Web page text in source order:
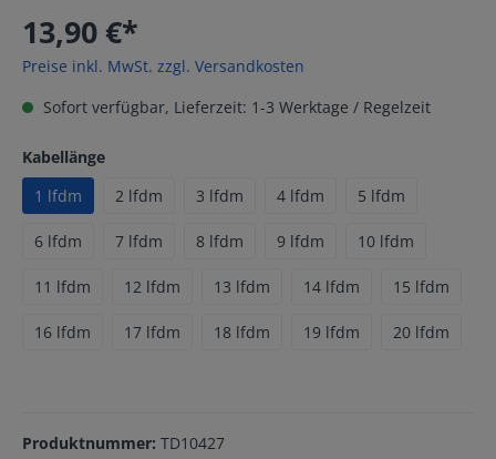
13,90 €*
Preise inkl. MwSt. zzgl. Versandkosten
Sofort verfügbar, Lieferzeit: 1-3 Werktage / Regelzeit
Kabellänge
1 lfdm
2 lfdm 3 lfdm 4 lfdm 5 lfdm
6 lfdm 7 lfdm 8 lfdm 9 lfdm 10 lfdm
11 lfdm 12 lfdm 13 lfdm 14 lfdm 15 lfdm
16 lfdm 17 lfdm 18 lfdm 19 lfdm 20 lfdm
Produktnummer: TD10427